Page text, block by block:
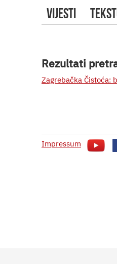
VIJESTI
Rezultati
Zagrebačka Čistoća:
Impressum